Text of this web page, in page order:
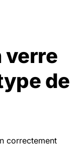
verre
de
correctement